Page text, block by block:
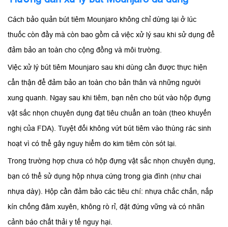
Cách bảo quản bút tiêm Mounjaro không chỉ dừng lại ở lúc
thuốc còn đầy mà còn bao gồm cả việc xử lý sau khi sử dụng để
đảm bảo an toàn cho cộng đồng và môi trường.
Việc xử lý bút tiêm Mounjaro sau khi dùng cần được thực hiện
cẩn thận để đảm bảo an toàn cho bản thân và những người
xung quanh. Ngay sau khi tiêm, bạn nên cho bút vào hộp đựng
vật sắc nhọn chuyên dụng đạt tiêu chuẩn an toàn (theo khuyến
nghị của FDA). Tuyệt đối không vứt bút tiêm vào thùng rác sinh
hoạt vì có thể gây nguy hiểm do kim tiêm còn sót lại.
Trong trường hợp chưa có hộp đựng vật sắc nhọn chuyên dụng,
bạn có thể sử dụng hộp nhựa cứng trong gia đình (như chai
nhựa dày). Hộp cần đảm bảo các tiêu chí: nhựa chắc chắn, nắp
kín chống đâm xuyên, không rò rỉ, đặt đứng vững và có nhãn
cảnh báo chất thải y tế nguy hại.